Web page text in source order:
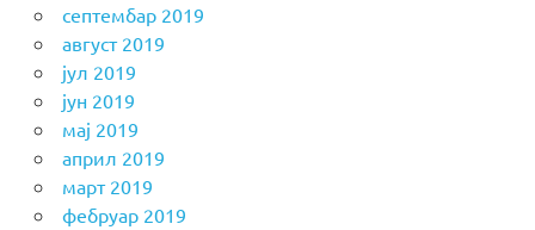
септембар 2019
август 2019
јул 2019
јун 2019
мај 2019
април 2019
март 2019
фебруар 2019